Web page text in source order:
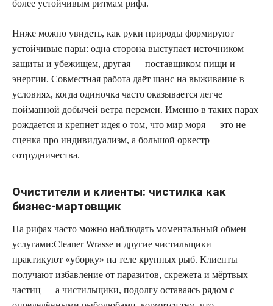
более устойчивым ритмам рифа.
Ниже можно увидеть, как руки природы формируют
устойчивые пары: одна сторона выступает источником
защиты и убежищем, другая — поставщиком пищи и
энергии. Совместная работа даёт шанс на выживание в
условиях, когда одиночка часто оказывается легче
пойманной добычей ветра перемен. Именно в таких парах
рождается и крепнет идея о том, что мир моря — это не
сценка про индивидуализм, а большой оркестр
сотрудничества.
Очистители и клиенты: чистилка как
бизнес-мартовщик
На рифах часто можно наблюдать моментальный обмен
услугами:Cleaner Wrasse и другие чистильщики
практикуют «уборку» на теле крупных рыб. Клиенты
получают избавление от паразитов, скрежета и мёртвых
частиц — а чистильщики, подолгу оставаясь рядом с